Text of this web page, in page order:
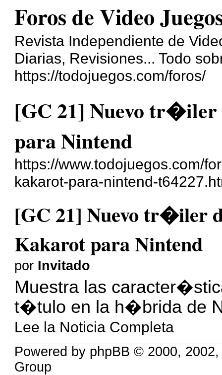
Foros de Video
Revista Independiente de
Diarias, Revisiones... Todo
https://todojuegos.com/foros/
[GC 21] Nuevo
para Nintend
https://www.todojuegos.com/
kakarot-para-nintend-
[GC 21] Nuevo tr�iler
Kakarot para Nintend
por Invitado
Muestra las
t�tulo en la h�brida de
Lee la Noticia Completa
Powered by phpBB © 2000,
Group